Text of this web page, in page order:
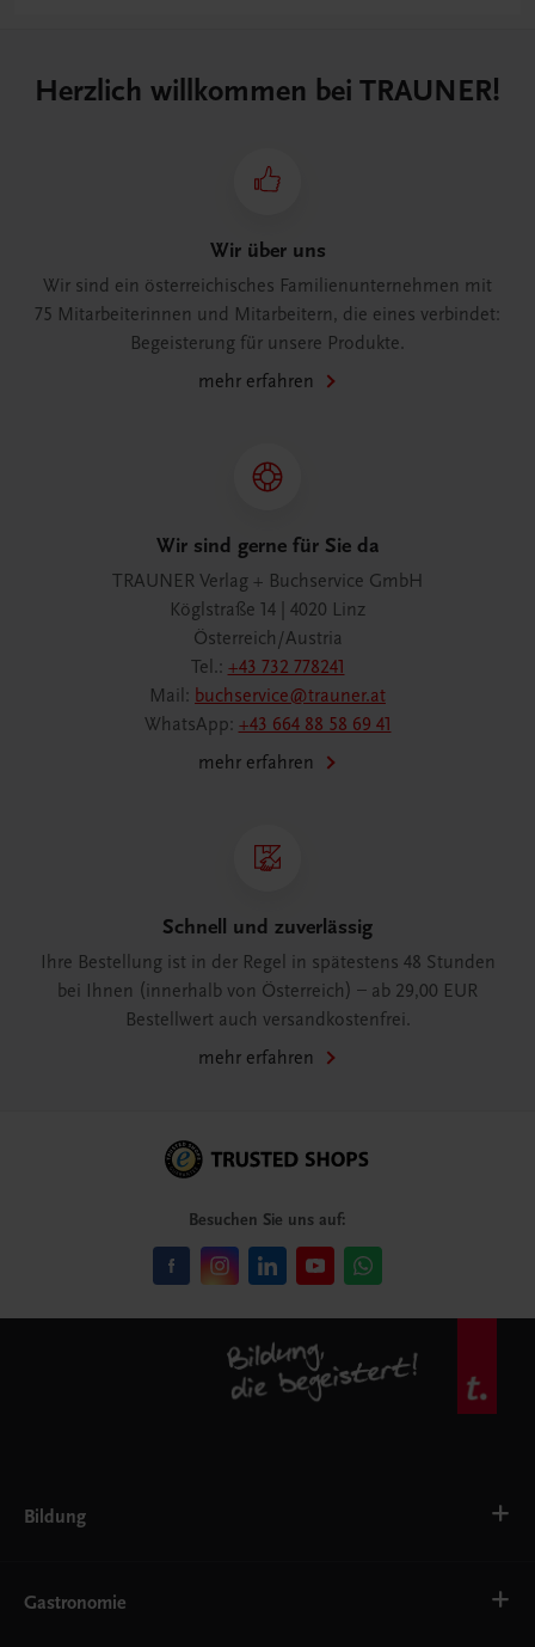
Herzlich willkommen bei TRAUNER!
Wir über uns
Wir sind ein österreichisches Familienunternehmen mit
75 Mitarbeiterinnen und Mitarbeitern, die eines verbindet:
Begeisterung für unsere Produkte.
mehr erfahren
Wir sind gerne für Sie da
TRAUNER Verlag + Buchservice GmbH
Köglstraße 14 | 4020 Linz
Österreich/Austria
Tel.: +43 732 778241
Mail: buchservice@trauner.at
WhatsApp: +43 664 88 58 69 41
mehr erfahren
Schnell und zuverlässig
Ihre Bestellung ist in der Regel in spätestens 48 Stunden
bei Ihnen (innerhalb von Österreich) – ab 29,00 EUR
Bestellwert auch versandkostenfrei.
mehr erfahren
Besuchen Sie uns auf:
Bildung
AHS
Gastronomie